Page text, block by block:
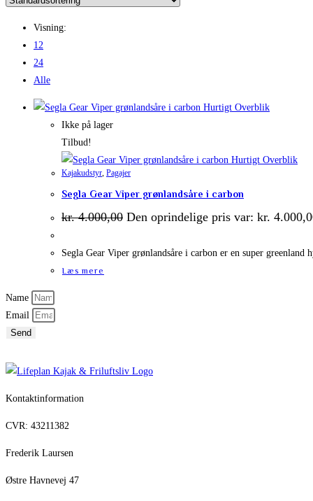
Visning:
12
24
Alle
Hurtigt Overblik
Ikke på lager
Tilbud!
Hurtigt Overblik
Kajakudstyr, Pagajer
Segla Gear Viper grønlandsåre i carbon
kr.4.000,00 Den oprindelige pris var: kr.
Segla Gear Viper grønlandsåre i carbon er en super
Læs mere
Name
Email
Send
Kontaktinformation
CVR: 43211382
Frederik Laursen
Østre Havnevej 47